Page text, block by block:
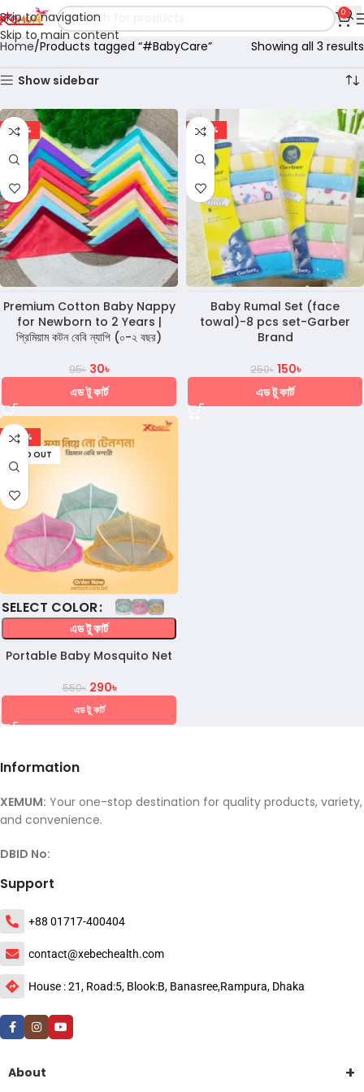
Skip to navigation
Skip to main content
0
Home Products tagged “#BabyCare” Showing all 3 results
Show sidebar
-68%
Premium Cotton Baby Nappy
for Newborn to 2 Years |
প্রিমিয়াম কটন বেবি ন্যাপি (০-২ বছর)
95৳ 30৳
এড টু কার্ট
-40%
Baby Rumal Set (face
towal)-8 pcs set-Garber
Brand
250৳ 150৳
এড টু কার্ট
-47%
SOLD OUT
COLOR
এড টু কার্ট
Portable Baby Mosquito Net
550৳ 290৳
এড টু কার্ট
Information
XEMUM: Your one-stop destination for quality products, variety,
and convenience.
DBID No:
Support
+88 01717-400404
contact@xebechealth.com
House : 21, Road:5, Blook:B, Banasree,Rampura, Dhaka
About